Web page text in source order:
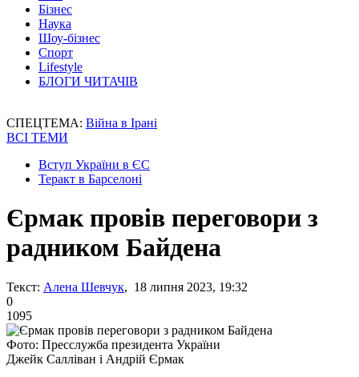
Бізнес
Наука
Шоу-бізнес
Спорт
Lifestyle
БЛОГИ ЧИТАЧІВ
СПЕЦТЕМА: Війна в Ірані
ВСІ ТЕМИ
Вступ України в ЄС
Теракт в Барселоні
Єрмак провів переговори з
радником Байдена
Текст: Алена Шевчук, 18 липня 2023, 19:32
0
1095
Фото: Пресслужба президента України
Джейк Салліван і Андрій Єрмак